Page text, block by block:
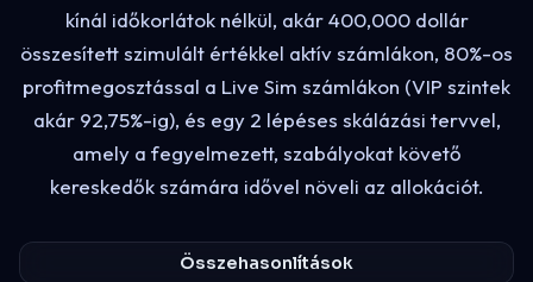
kínál időkorlátok nélkül, akár 400,000 dollár
összesített szimulált értékkel aktív számlákon, 80%-os
profitmegosztással a Live Sim számlákon (VIP szintek
akár 92,75%-ig), és egy 2 lépéses skálázási tervvel,
amely a fegyelmezett, szabályokat követő
kereskedők számára idővel növeli az allokációt.
Összehasonlítások